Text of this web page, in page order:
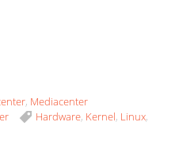
, Mediacenter
Hardware, Kernel, Linux,